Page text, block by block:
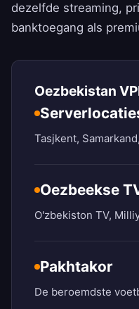
dezelfde streaming,
banktoegang als
Oezbekistan
Tasjkent,
Oezbeekse
O'zbekiston TV,
Pakhtakor
De beroemdste